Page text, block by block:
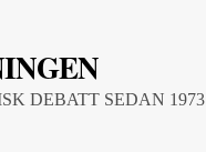
DEBATT SEDAN 1973